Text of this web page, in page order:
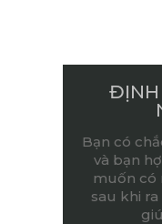
ĐỊNH
Bạn có
và bạn
muốn có
sau khi